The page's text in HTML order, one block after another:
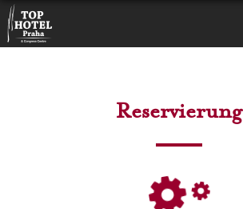
Reservierung